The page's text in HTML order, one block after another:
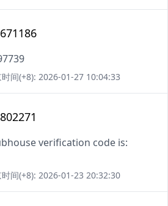
间(+8): 2026-01-27 10:04:33
verification code is:
间(+8): 2026-01-23 20:32:30